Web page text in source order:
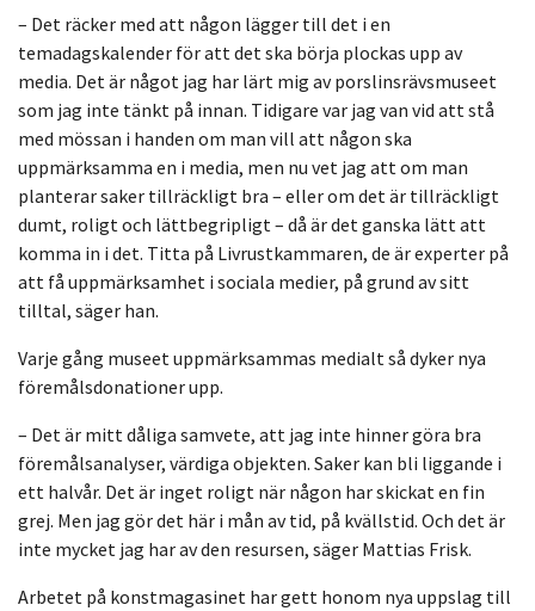
– Det räcker med att någon lägger till det i en
temadagskalender för att det ska börja plockas upp av
media. Det är något jag har lärt mig av porslinsrävsmuseet
som jag inte tänkt på innan. Tidigare var jag van vid att stå
med mössan i handen om man vill att någon ska
uppmärksamma en i media, men nu vet jag att om man
planterar saker tillräckligt bra – eller om det är tillräckligt
dumt, roligt och lättbegripligt – då är det ganska lätt att
komma in i det. Titta på Livrustkammaren, de är experter på
att få uppmärksamhet i sociala medier, på grund av sitt
tilltal, säger han.
Varje gång museet uppmärksammas medialt så dyker nya
föremålsdonationer upp.
– Det är mitt dåliga samvete, att jag inte hinner göra bra
föremålsanalyser, värdiga objekten. Saker kan bli liggande i
ett halvår. Det är inget roligt när någon har skickat en fin
grej. Men jag gör det här i mån av tid, på kvällstid. Och det är
inte mycket jag har av den resursen, säger Mattias Frisk.
Arbetet på konstmagasinet har gett honom nya uppslag till